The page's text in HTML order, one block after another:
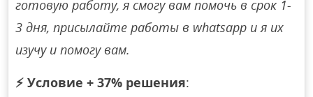
готовую работу, я смогу вам помочь в срок 1-
3 дня, присылайте работы в whatsapp и я их
изучу и помогу вам.
⚡ Условие + 37% решения: